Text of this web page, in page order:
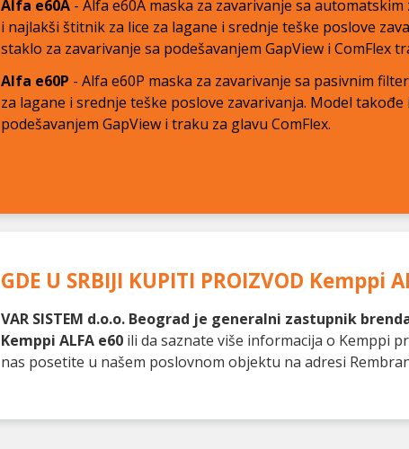
Alfa e60A - Alfa e60A maska za zavarivanje sa
i najlakši štitnik za lice za lagane i srednje teške poslove
staklo za zavarivanje sa podešavanjem GapView i ComFlex
Alfa e60P - Alfa e60P maska za zavarivanje sa pasivnim
za lagane i srednje teške poslove zavarivanja. Model
podešavanjem GapView i traku za glavu ComFlex.
GDE U SRBIJI KUPITI PROIZVOD Kemppi
VAR SISTEM d.o.o. Beograd je generalni zastupnik
Kemppi ALFA e60 ili da saznate više informacija o Kemppi
nas posetite u našem poslovnom objektu na adresi